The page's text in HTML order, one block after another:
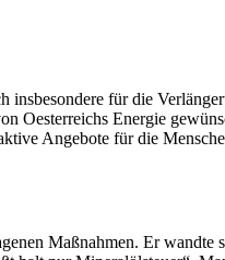
für die
Energie
Angebote für die
Maßnahmen. Er wandte